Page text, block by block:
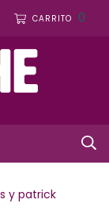
CARRITO 0
y patrick